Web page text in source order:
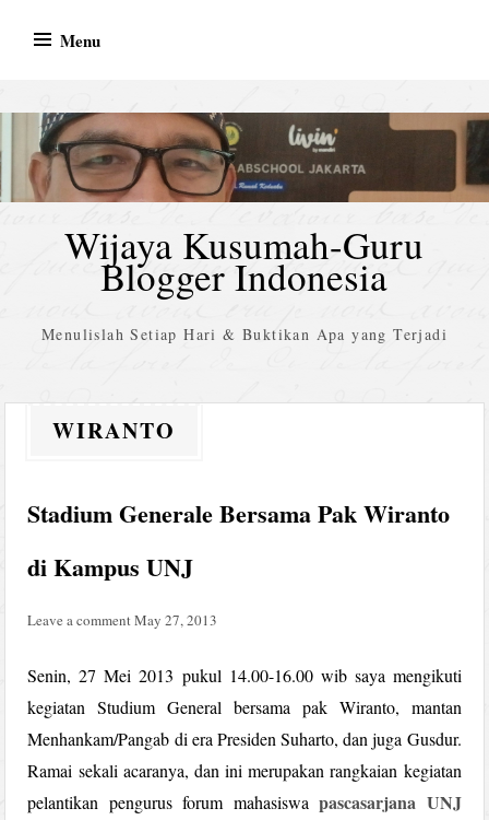
Menu
Wijaya Kusumah-Guru
Blogger Indonesia
Menulislah Setiap Hari & Buktikan Apa yang Terjadi
WIRANTO
Stadium Generale Bersama Pak Wiranto
di Kampus UNJ
Leave a comment May 27, 2013
Senin, 27 Mei 2013 pukul 14.00-16.00 wib saya mengikuti
kegiatan Studium General bersama pak Wiranto, mantan
Menhankam/Pangab di era Presiden Suharto, dan juga Gusdur.
Ramai sekali acaranya, dan ini merupakan rangkaian kegiatan
pelantikan pengurus forum mahasiswapascasarjana UNJ